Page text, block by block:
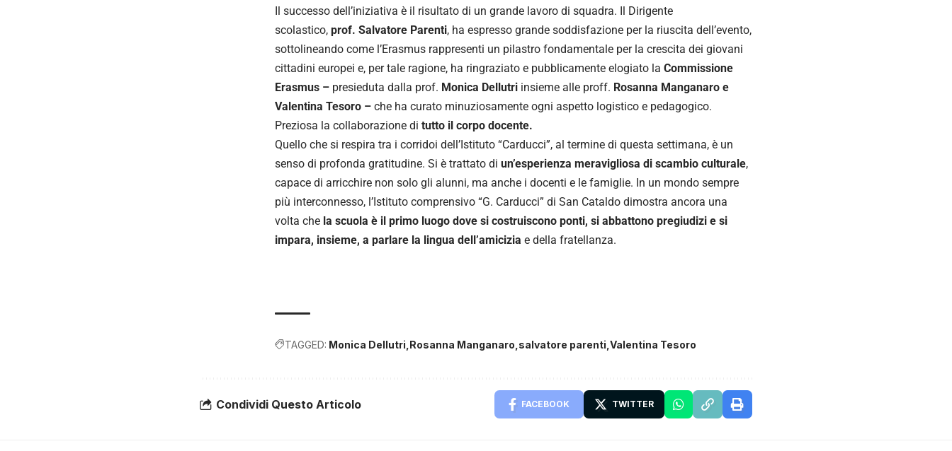
Il successo dell’iniziativa è il risultato di un grande lavoro di squadra. Il Dirigente
scolastico, prof. Salvatore Parenti, ha espresso grande soddisfazione per la riuscita dell’evento,
sottolineando come l’Erasmus rappresenti un pilastro fondamentale per la crescita dei giovani
cittadini europei e, per tale ragione, ha ringraziato e pubblicamente elogiato la Commissione
Erasmus – presieduta dalla prof. Monica Dellutri insieme alle proff. Rosanna Manganaro e
Valentina Tesoro – che ha curato minuziosamente ogni aspetto logistico e pedagogico.
Preziosa la collaborazione di tutto il corpo docente.
Quello che si respira tra i corridoi dell’Istituto “Carducci”, al termine di questa settimana, è un
senso di profonda gratitudine. Si è trattato di un’esperienza meravigliosa di scambio culturale,
capace di arricchire non solo gli alunni, ma anche i docenti e le famiglie. In un mondo sempre
più interconnesso, l’Istituto comprensivo “G. Carducci” di San Cataldo dimostra ancora una
volta che la scuola è il primo luogo dove si costruiscono ponti, si abbattono pregiudizi e si
impara, insieme, a parlare la lingua dell’amicizia e della fratellanza.
TAGGED: Monica Dellutri Rosanna Manganaro salvatore parenti Valentina Tesoro
Condividi Questo Articolo FACEBOOK TWITTER